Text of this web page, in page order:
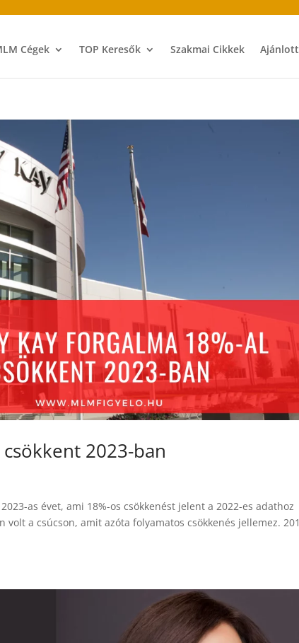
Cégek TOP Keresők Szakmai Cikkek
2023-ban
as évet, ami 18%-os csökkenést jelent a 2022-es adathoz
a csúcson, amit azóta folyamatos csökkenés jellemez.